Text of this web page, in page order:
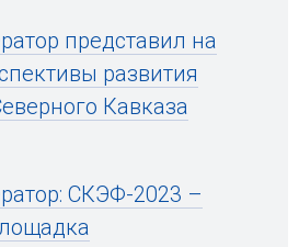
представил на
развития
Кавказа
СКЭФ-2023 –